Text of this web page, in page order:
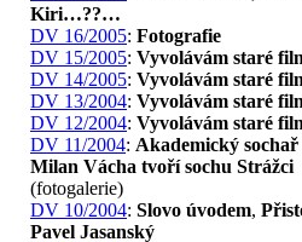
Kiri…??…
DV 16/2005: Fotografie
DV 15/2005: Vyvolávám staré
DV 14/2005: Vyvolávám staré
DV 13/2004: Vyvolávám staré
DV 12/2004: Vyvolávám staré
DV 11/2004: Akademický sochař
Milan Vácha tvoří sochu Strážci
(fotogalerie)
DV 10/2004: Slovo úvodem,
Pavel Jasanský